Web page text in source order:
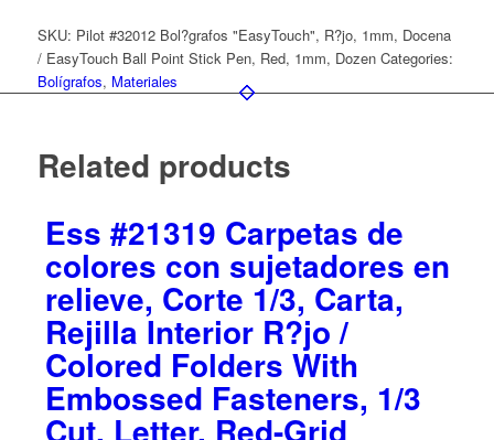
SKU: Pilot #32012 Bol?grafos "EasyTouch", R?jo, 1mm, Docena
/ EasyTouch Ball Point Stick Pen, Red, 1mm, Dozen Categories:
Bolígrafos, Materiales
Related products
Ess #21319 Carpetas de
colores con sujetadores en
relieve, Corte 1/3, Carta,
Rejilla Interior R?jo /
Colored Folders With
Embossed Fasteners, 1/3
Cut, Letter, Red-Grid